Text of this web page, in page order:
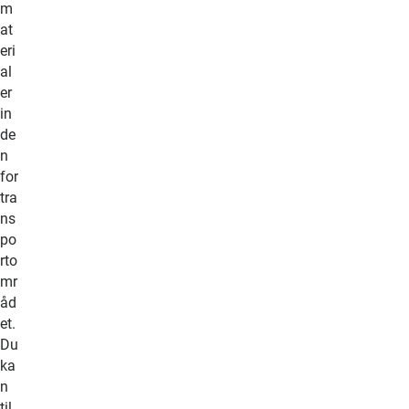
m
at
eri
al
er
in
de
n
for
tra
ns
po
rto
mr
åd
et.
Du
ka
n